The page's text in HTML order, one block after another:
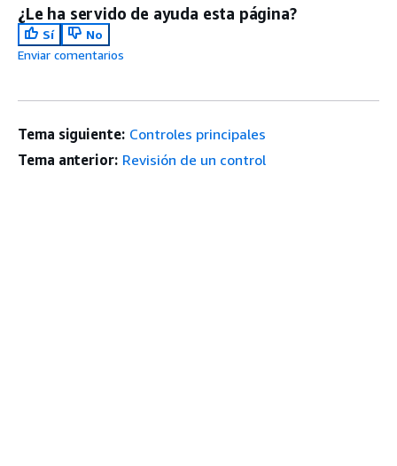
¿Le ha servido de ayuda esta página?
Sí
No
Enviar comentarios
Tema siguiente: Controles principales
Tema anterior: Revisión de un control